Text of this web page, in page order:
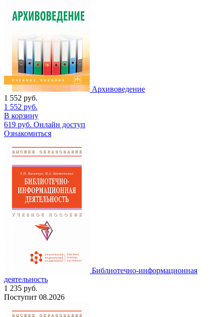
Архивоведение
1 552 руб.
1 552 руб.
В корзину
619 руб. Онлайн доступ
Ознакомиться
Библиотечно-информационная
деятельность
1 235 руб.
Поступит 08.2026